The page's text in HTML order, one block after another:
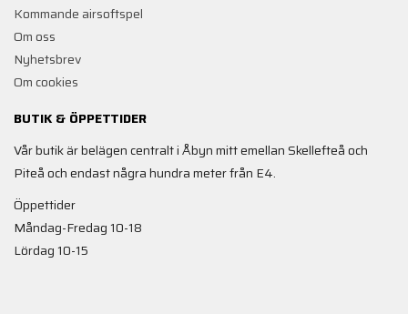
Kommande airsoftspel
Om oss
Nyhetsbrev
Om cookies
BUTIK & ÖPPETTIDER
Vår butik är belägen centralt i Åbyn mitt emellan Skellefteå och
Piteå och endast några hundra meter från E4.
Öppettider
Måndag-Fredag 10-18
Lördag 10-15